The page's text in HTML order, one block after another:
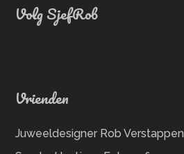
Volg SjefRob
Vrienden
Juweeldesigner Rob Verstappen